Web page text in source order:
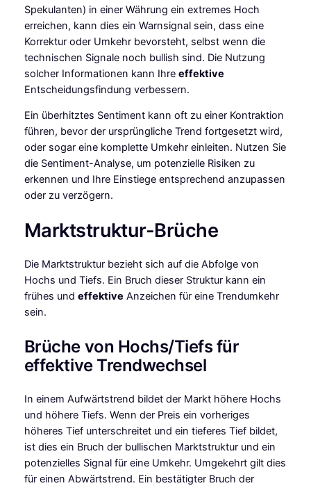
Spekulanten) in einer Währung ein extremes Hoch
erreichen, kann dies ein Warnsignal sein, dass eine
Korrektur oder Umkehr bevorsteht, selbst wenn die
technischen Signale noch bullish sind. Die Nutzung
solcher Informationen kann Ihre effektive
Entscheidungsfindung verbessern.
Ein überhitztes Sentiment kann oft zu einer Kontraktion
führen, bevor der ursprüngliche Trend fortgesetzt wird,
oder sogar eine komplette Umkehr einleiten. Nutzen Sie
die Sentiment-Analyse, um potenzielle Risiken zu
erkennen und Ihre Einstiege entsprechend anzupassen
oder zu verzögern.
Marktstruktur-Brüche
Die Marktstruktur bezieht sich auf die Abfolge von
Hochs und Tiefs. Ein Bruch dieser Struktur kann ein
frühes und effektive Anzeichen für eine Trendumkehr
sein.
Brüche von Hochs/Tiefs für
effektive Trendwechsel
In einem Aufwärtstrend bildet der Markt höhere Hochs
und höhere Tiefs. Wenn der Preis ein vorheriges
höheres Tief unterschreitet und ein tieferes Tief bildet,
ist dies ein Bruch der bullischen Marktstruktur und ein
potenzielles Signal für eine Umkehr. Umgekehrt gilt dies
für einen Abwärtstrend. Ein bestätigter Bruch der